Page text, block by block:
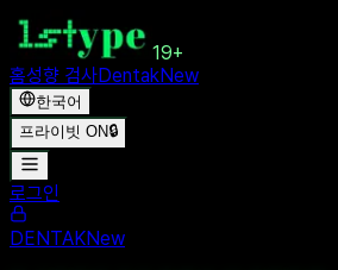
19+
홈성향 검사DentakNew
한국어
프라이빗 ON🔒
로그인
DENTAKNew